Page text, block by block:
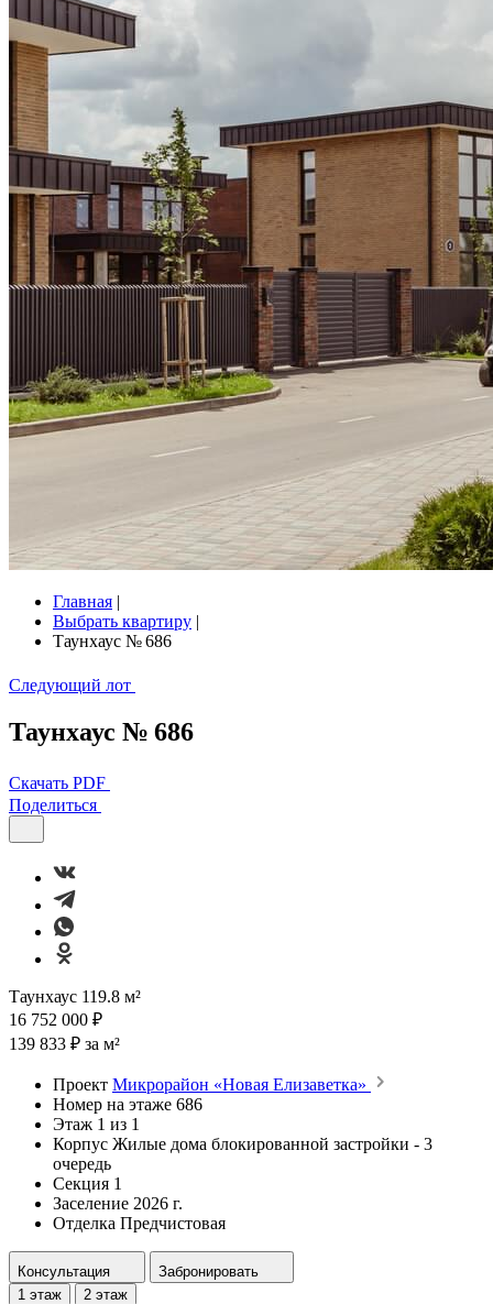
Главная |
Выбрать квартиру |
Таунхаус № 686
Следующий лот
Таунхаус № 686
Скачать PDF
Поделиться
Таунхаус 119.8 м²
16 752 000 ₽
139 833 ₽ за м²
Проект Микрорайон «Новая Елизаветка»
Номер на этаже 686
Этаж 1 из 1
Корпус Жилые дома блокированной застройки - 3
очередь
Секция 1
Заселение 2026 г.
Отделка Предчистовая
Консультация
Забронировать
1 этаж
2 этаж